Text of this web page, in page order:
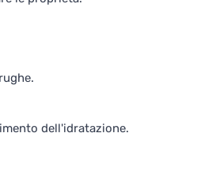
dell'idratazione.